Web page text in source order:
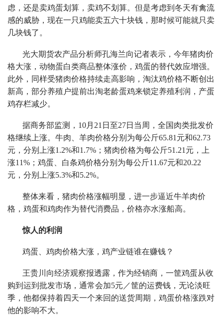
虑，还是卖鸡蛋划算，卖鸡不划算。但是考虑到冬天有禽流
感的威胁，现在一只鸡能卖五六十块钱，那时候可能就只卖
几块钱了。
光大期货农产品分析师孔海兰向记者表示，今年猪肉价
格大涨，动物蛋白类商品整体涨价，鸡蛋的替代效应增强。
此外，同样受猪肉价格持续走高影响，淘汰鸡价格不断创出
新高，部分养殖户提前出淘老龄蛋鸡来锁定养殖利润，产蛋
鸡存栏减少。
据商务部监测，10月21日至27日当周，全国肉类批发价
格继续上涨。牛肉、羊肉价格分别为每公斤65.81元和62.73
元，分别上涨1.2%和1.7%；猪肉价格为每公斤51.21元，上
涨11%；鸡蛋、白条鸡价格分别为每公斤11.67元和20.22
元，分别上涨5.3%和5.2%。
整体来看，猪肉价格涨幅明显，进一步逼近牛羊肉价
格，鸡蛋和鸡肉作为替代消费品，价格亦水涨船高。
惊人的利润
鸡蛋、鸡肉价格大涨，鸡产业链谁在赚钱？
王贵川向经济观察报透露，作为经销商，一筐鸡蛋从收
购到运到批发市场，通常会加5元／筐的运费钱，无论淡旺
季，他都保持着四天一个来回的送货周期，鸡蛋价格涨跌对
他的影响不大。